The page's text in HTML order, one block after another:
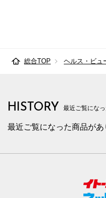
総合TOP ヘルス・ビュ
HISTORY 最近ご覧にな
最近ご覧になった商品があ